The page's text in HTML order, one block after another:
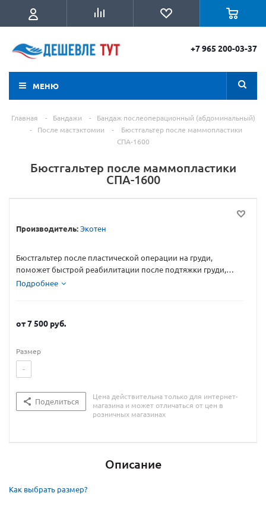
+7 965 200-03-37
МЕНЮ
Главная - Бандажи -
Бандаж послеоперационный (абдоминальный)
-
После мастэктомии -
Бюстгальтер после маммопластики
СПА-1600
Бюстгальтер после маммопластики
СПА-1600
Производитель:Экотен
Бюстгальтер после пластической операции на груди,
поможет быстрой реабилитации после подтяжки груди,
увеличении или уменьшении молочных желез
Подробнее
от7 500 руб.
Размер
-
Поделиться
Цена действительна только для интернет-
магазина и может отличаться от цен в
розничных магазинах
Описание
Как выбрать размер?